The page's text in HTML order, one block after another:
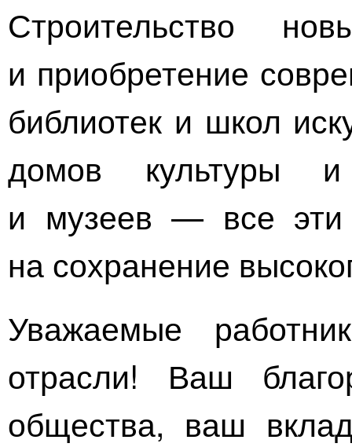
Строительство
и приобретение
библиотек и школ
домов культуры и
и музеев — все эти
на сохранение
Уважаемые
отрасли! Ваш
общества, ваш